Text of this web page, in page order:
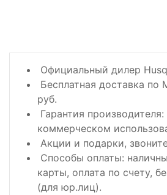
Официальный дилер
Бесплатная доставка по
руб.
Гарантия
коммерческом
Акции и подарки,
Способы оплаты:
карты, оплата по счету,
(для юр.лиц).